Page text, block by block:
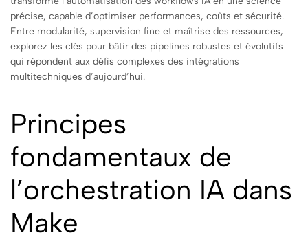
précise, capable d’optimiser performances, coûts et sécurité.
Entre modularité, supervision fine et maîtrise des ressources,
explorez les clés pour bâtir des pipelines robustes et évolutifs
qui répondent aux défis complexes des intégrations
multitechniques d’aujourd’hui.
Principes
fondamentaux de
l’orchestration IA dans
Make